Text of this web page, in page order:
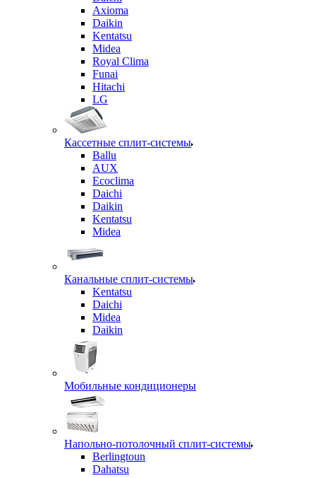
Axioma
Daikin
Kentatsu
Midea
Royal Clima
Funai
Hitachi
LG
Кассетные сплит-системы
Ballu
AUX
Ecoclima
Daichi
Daikin
Kentatsu
Midea
Канальные сплит-системы
Kentatsu
Daichi
Midea
Daikin
Мобильные кондиционеры
Напольно-потолочный сплит-системы
Berlingtoun
Dahatsu